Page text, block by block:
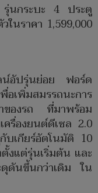
นกระบะ 4 ประตู
นราคา 1,599,000
น์อัปรุ่นย่อย ฟอร์ด
อเพิ่มสมรรถนะการ
ของรถ ที่มาพร้อม
ครื่องยนต์ดีเซล 2.0
เกียร์อัตโนมัติ 10
งแต่รุ่นเริ่มต้น และ
ดันขึ้นกว่าเดิม ใน